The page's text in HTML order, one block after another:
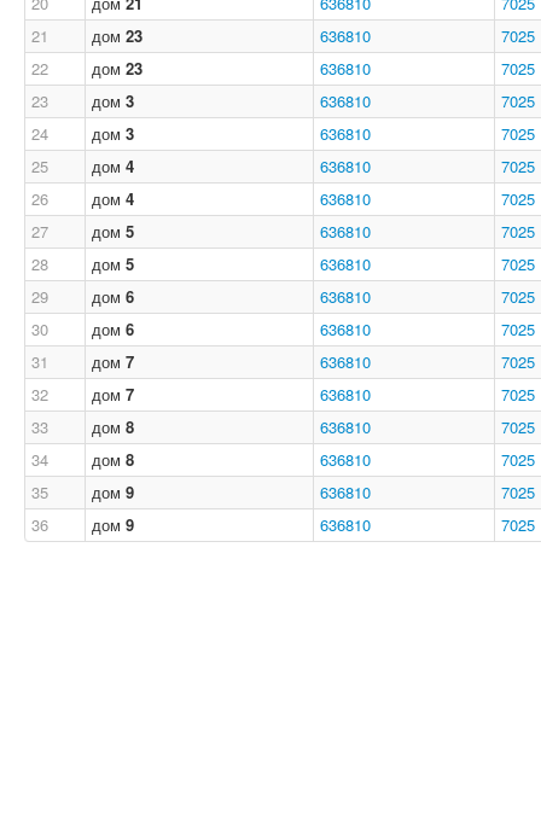
21
дом 23 636810
7025
22
дом 23 636810
7025
23
дом 3 636810
7025
24
дом 3 636810
7025
25
дом 4 636810
7025
26
дом 4 636810
7025
27
дом 5 636810
7025
28
дом 5 636810
7025
29
дом 6 636810
7025
30
дом 6 636810
7025
31
дом 7 636810
7025
32
дом 7 636810
7025
33
дом 8 636810
7025
34
дом 8 636810
7025
35
дом 9 636810
7025
36
дом 9 636810 7025